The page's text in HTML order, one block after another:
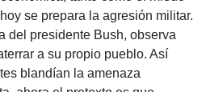
se prepara la agresión militar.
del presidente Bush, observa
a su propio pueblo. Así
blandían la amenaza